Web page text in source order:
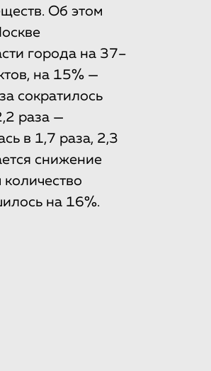
Об этом
города на 37–
на 15% —
сократилось
раза —
в 1,7 раза, 2,3
снижение
на 16%.